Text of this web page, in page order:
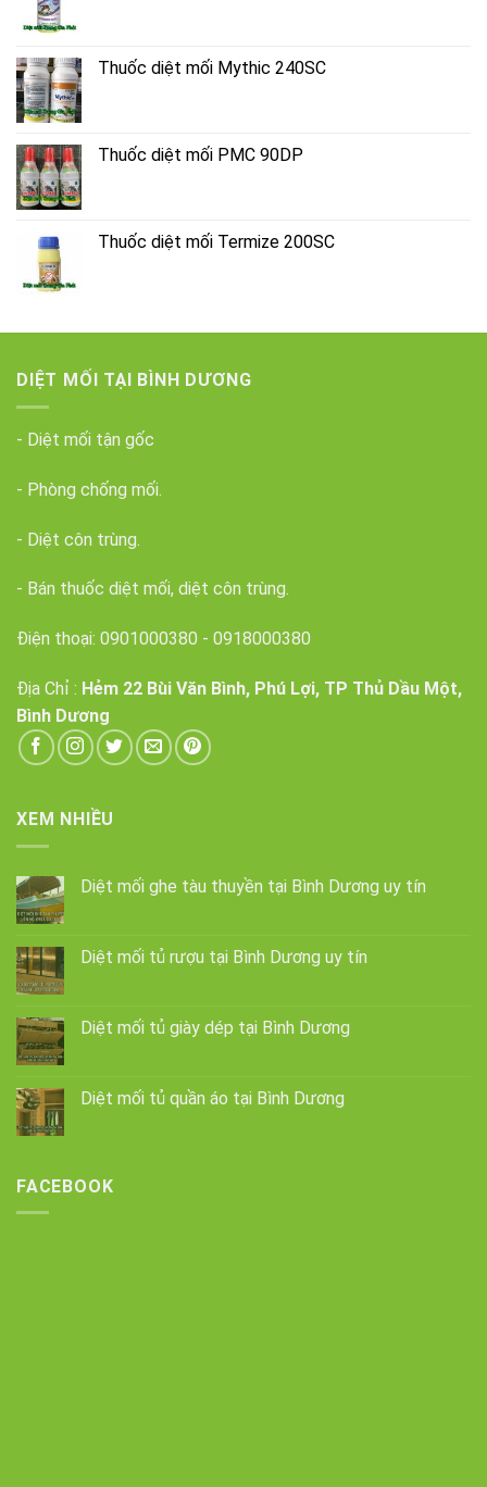
Thuốc diệt mối Mythic 240SC
Thuốc diệt mối PMC 90DP
Thuốc diệt mối Termize 200SC
DIỆT MỐI TẠI BÌNH DƯƠNG
- Diệt mối tận gốc
- Phòng chống mối.
- Diệt côn trùng.
- Bán thuốc diệt mối, diệt côn trùng.
Điện thoại: 0901000380 - 0918000380
Địa Chỉ : Hẻm 22 Bùi Văn Bình, Phú Lợi, TP Thủ Dầu Một,
Bình Dương
XEM NHIỀU
Diệt mối ghe tàu thuyền tại Bình Dương uy tín
Diệt mối tủ rượu tại Bình Dương uy tín
Diệt mối tủ giày dép tại Bình Dương
Diệt mối tủ quần áo tại Bình Dương
FACEBOOK